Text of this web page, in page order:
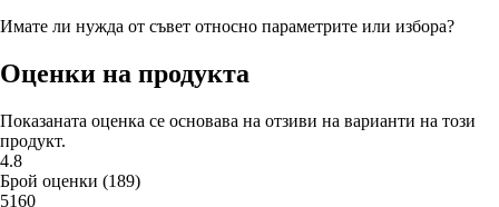
Имате ли нужда от съвет относно параметрите или избора?
Оценки на продукта
Показаната оценка се основава на отзиви на варианти на този
продукт.
4.8
Брой оценки (189)
5160